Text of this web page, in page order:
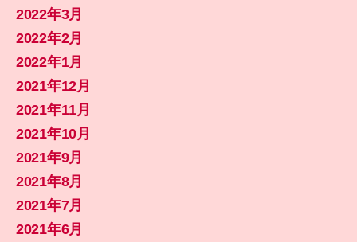
2022年3月
2022年2月
2022年1月
2021年12月
2021年11月
2021年10月
2021年9月
2021年8月
2021年7月
2021年6月